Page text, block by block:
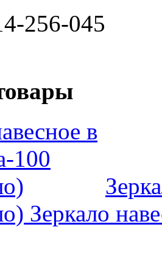
256-045
Зеркало